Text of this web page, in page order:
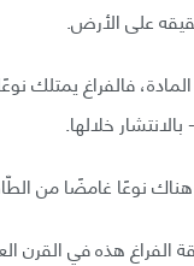
على الأرض.
فالفراغ يمتلك
خلالها.
نوعًا غامضًا من
الفراغ هذه في القرن